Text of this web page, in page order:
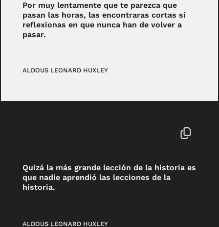
Por muy lentamente que te parezca que
pasan las horas, las encontraras cortas si
reflexionas en que nunca han de volver a
pasar.
ALDOUS LEONARD HUXLEY
Quizá la más grande lección de la historia es
que nadie aprendió las lecciones de la
historia.
ALDOUS LEONARD HUXLEY